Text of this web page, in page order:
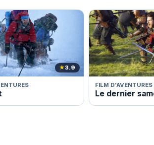
★3.9
FILM D'AVENTURES
Le dernier